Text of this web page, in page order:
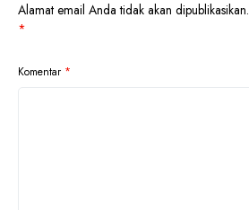
Alamat email Anda tidak akan dipublikasikan.
*
Komentar *